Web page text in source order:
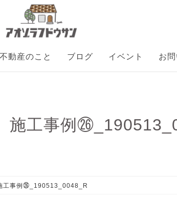
動産のこと ブログ イベント お
施工事例㉖
工事例㉖_190513_0048_R